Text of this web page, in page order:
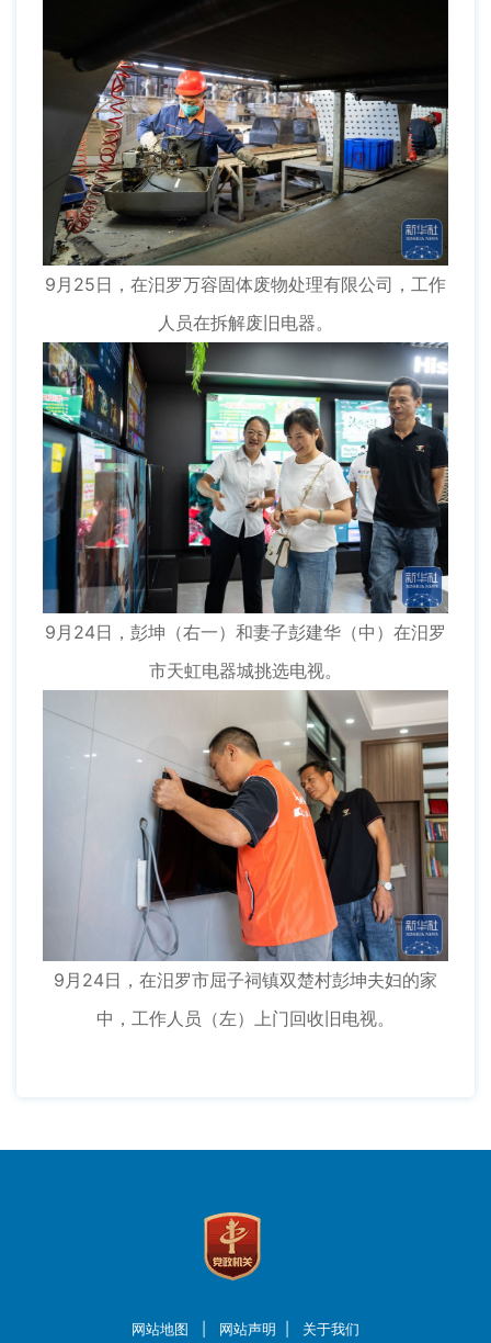
9月25日，在汨罗万容固体废物处理有限公司，工作
人员在拆解废旧电器。
9月24日，彭坤（右一）和妻子彭建华（中）在汨罗
市天虹电器城挑选电视。
9月24日，在汨罗市屈子祠镇双楚村彭坤夫妇的家
中，工作人员（左）上门回收旧电视。
网站地图 网站声明 关于我们